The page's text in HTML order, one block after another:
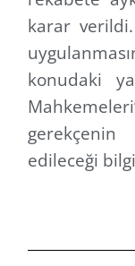
karar
konudaki
edileceği